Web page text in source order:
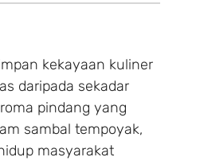
kekayaan kuliner
daripada sekadar
pindang yang
sambal tempoyak,
masyarakat